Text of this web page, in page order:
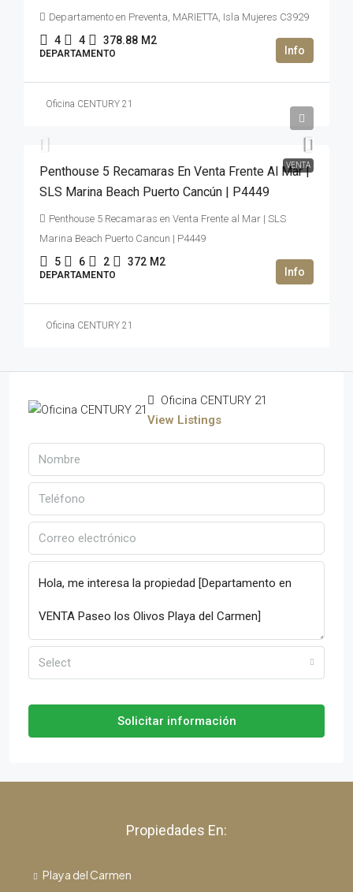
Departamento en Preventa, MARIETTA, Isla Mujeres C3929
4 4 378.88 M2
DEPARTAMENTO
Oficina CENTURY 21
VENTA
Penthouse 5 Recamaras En Venta Frente Al Mar |
SLS Marina Beach Puerto Cancún | P4449
Penthouse 5 Recamaras en Venta Frente al Mar | SLS
Marina Beach Puerto Cancun | P4449
5 6 2 372 M2
DEPARTAMENTO
Oficina CENTURY 21
Oficina CENTURY 21
View Listings
Select
Solicitar información
Propiedades En:
Playa del Carmen